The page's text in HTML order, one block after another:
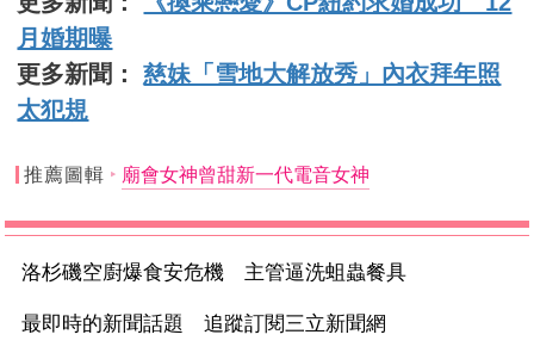
月婚期曝
更多新聞：慈妹「雪地大解放秀」內衣拜年照
太犯規
推薦圖輯 廟會女神曾甜新一代電音女神
洛杉磯空廚爆食安危機 主管逼洗蛆蟲餐具
最即時的新聞話題 追蹤訂閱三立新聞網